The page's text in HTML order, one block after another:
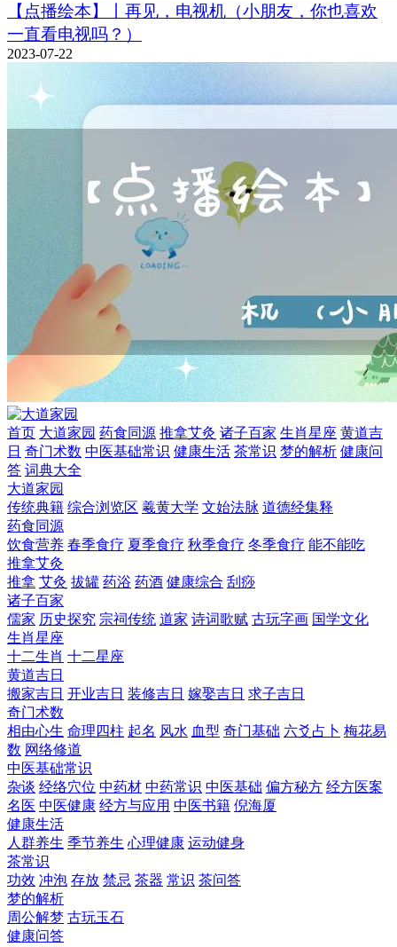
【点播绘本】丨再见，电视机（小朋友，你也喜欢
一直看电视吗？）
2023-07-22
首页 大道家园 药食同源 推拿艾灸 诸子百家 生肖星座 黄道吉
日 奇门术数 中医基础常识 健康生活 茶常识 梦的解析 健康问
答 词典大全
大道家园
传统典籍 综合浏览区 羲黄大学 文始法脉 道德经集释
药食同源
饮食营养 春季食疗 夏季食疗 秋季食疗 冬季食疗 能不能吃
推拿艾灸
推拿 艾灸 拔罐 药浴 药酒 健康综合 刮痧
诸子百家
儒家 历史探究 宗祠传统 道家 诗词歌赋 古玩字画 国学文化
生肖星座
十二生肖 十二星座
黄道吉日
搬家吉日 开业吉日 装修吉日 嫁娶吉日 求子吉日
奇门术数
相由心生 命理四柱 起名 风水 血型 奇门基础 六爻占卜 梅花易
数 网络修道
中医基础常识
杂谈 经络穴位 中药材 中药常识 中医基础 偏方秘方 经方医案
名医 中医健康 经方与应用 中医书籍 倪海厦
健康生活
人群养生 季节养生 心理健康 运动健身
茶常识
功效 冲泡 存放 禁忌 茶器 常识 茶问答
梦的解析
周公解梦 古玩玉石
健康问答